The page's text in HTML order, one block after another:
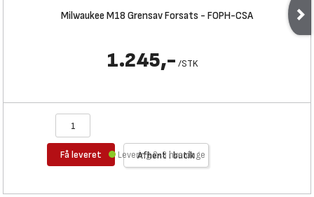
Milwaukee M18 Grensav Forsats - FOPH-CSA
1.245,- /STK
Få leveret Afhent i butik
Levering 2-3 hverdage